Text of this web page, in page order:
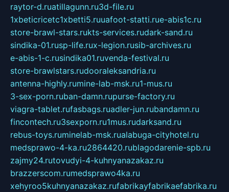
raytor-d.ruatillagunn.ru3d-file.ru
1xbeticricetc1xbetti5.ruuafoot-statti.rue-abis1c.ru
store-brawl-stars.rukts-services.rudark-sand.ru
sindika-01.rusp-life.rux-legion.rusib-archives.ru
e-abis-1-c.rusindika01.ruvenda-festival.ru
store-brawlstars.rudooraleksandria.ru
antenna-highly.rumine-lab-msk.ru1-mus.ru
3-sex-porn.ruban-damn.rupurse-factory.ru
viagra-tablet.rufasbags.ruadler-jun.rubandamn.ru
fincontech.ru3sexporn.ru1mus.rudarksand.ru
rebus-toys.ruminelab-msk.rualabuga-cityhotel.ru
medsprawo-4-ka.ru2864420.rublagodarenie-spb.ru
zajmy24.rutovudyi-4-kuhnyanazakaz.ru
brazzerscom.rumedsprawo4ka.ru
xehyroo5kuhnyanazakaz.rufabrikayfabrikaefabrika.ru